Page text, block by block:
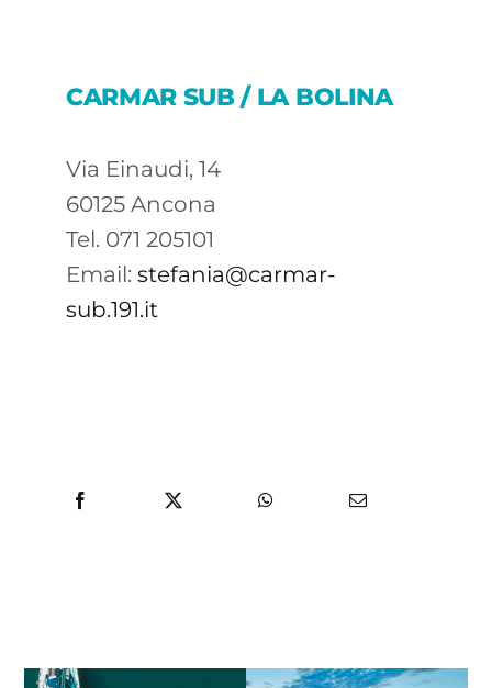
CARMAR SUB / LA BOLINA
Via Einaudi, 14
60125 Ancona
Tel. 071 205101
Email: stefania@carmar-
sub.191.it